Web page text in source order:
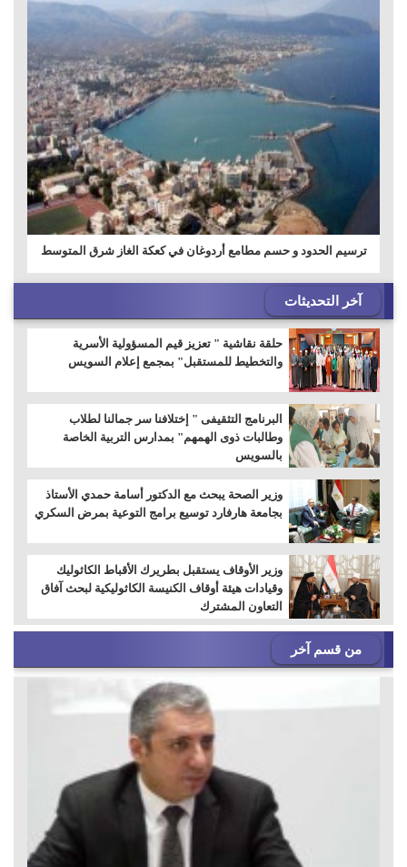
ترسيم الحدود و حسم مطامع أردوغان في كعكة الغاز شرق المتوسط
آخر التحديثات
حلقة نقاشية " تعزيز قيم المسؤولية الأسرية
والتخطيط للمستقبل" بمجمع إعلام السويس
البرنامج التثقيفى " إختلافنا سر جمالنا لطلاب
وطالبات ذوى الهمهم" بمدارس التربية الخاصة
بالسويس
وزير الصحة يبحث مع الدكتور أسامة حمدي الأستاذ
بجامعة هارفارد توسيع برامج التوعية بمرض السكري
وزير الأوقاف يستقبل بطريرك الأقباط الكاثوليك
وقيادات هيئة أوقاف الكنيسة الكاثوليكية لبحث آفاق
التعاون المشترك
من قسم آخر